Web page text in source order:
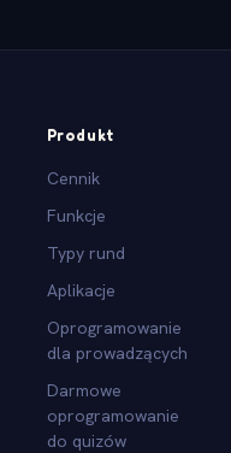
Produkt
Cennik
Funkcje
Typy rund
Aplikacje
Oprogramowanie
dla prowadzących
Darmowe
oprogramowanie
do quizów